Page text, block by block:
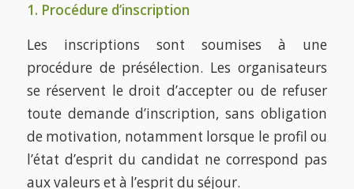
1. Procédure d’inscription
Les inscriptions sont soumises à une
procédure de présélection. Les organisateurs
se réservent le droit d’accepter ou de refuser
toute demande d’inscription, sans obligation
de motivation, notamment lorsque le profil ou
l’état d’esprit du candidat ne correspond pas
aux valeurs et à l’esprit du séjour.